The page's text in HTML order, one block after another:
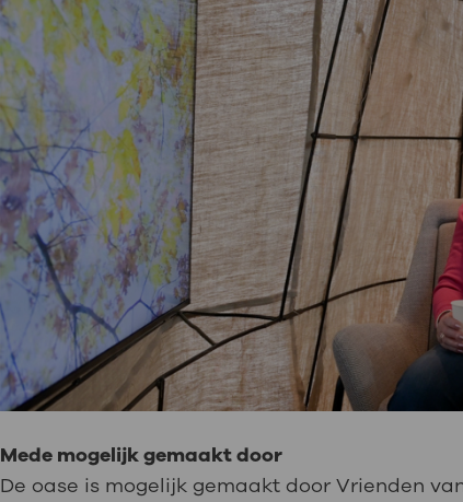
Mede mogelijk gemaakt door
De oase is mogelijk gemaakt door Vrienden